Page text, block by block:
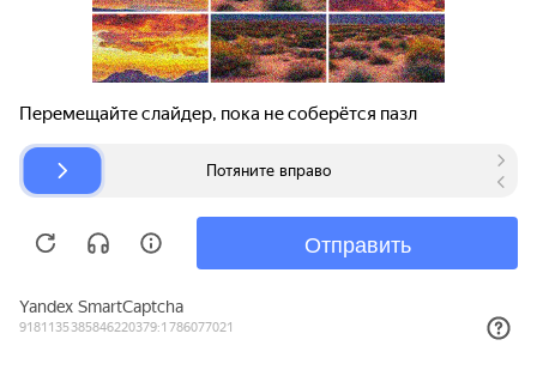
Авторазборки Карта сайта
© bibinet.ru - система поиска запчастей,
Copyright 2010-2026 Все права защищены